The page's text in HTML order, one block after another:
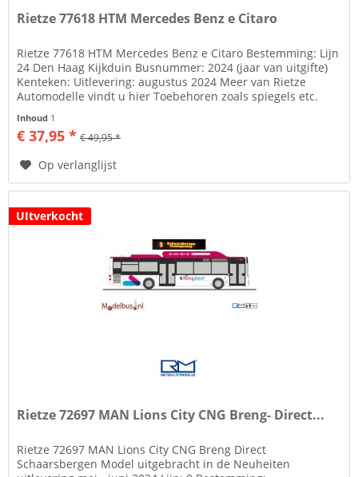
Rietze 77618 HTM Mercedes Benz e Citaro
Rietze 77618 HTM Mercedes Benz e Citaro Bestemming: Lijn
24 Den Haag Kijkduin Busnummer: 2024 (jaar van uitgifte)
Kenteken: Uitlevering: augustus 2024 Meer van Rietze
Automodelle vindt u hier Toebehoren zoals spiegels etc.
Inhoud 1
€ 37,95 * € 49,95 *
Op verlanglijst
UItverkocht
Rietze 72697 MAN Lions City CNG Breng- Direct...
Rietze 72697 MAN Lions City CNG Breng Direct
Schaarsbergen Model uitgebracht in de Neuheiten